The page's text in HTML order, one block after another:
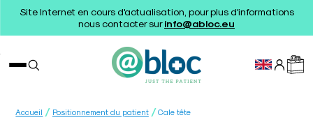
Site Internet en cours d'actualisation, pour plus d'informations
nous contacter surinfo@abloc.eu
Accueil / Positionnement du patient / Cale tête